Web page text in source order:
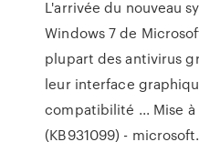
L'arrivée du nouveau
Windows 7 de
plupart des antivirus
leur interface
compatibilité ... Mise
(KB931099) -